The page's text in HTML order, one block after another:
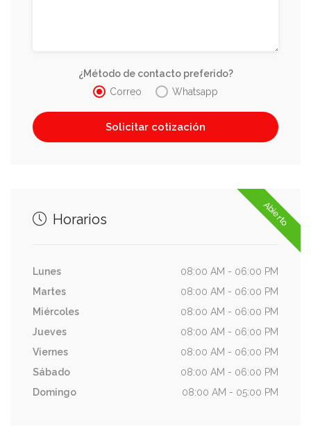
¿Método de contacto preferido?
Correo
Whatsapp
Abierto
Horarios
Lunes
08:00 AM - 06:00 PM
Martes
08:00 AM - 06:00 PM
Miércoles
08:00 AM - 06:00 PM
Jueves
08:00 AM - 06:00 PM
Viernes
08:00 AM - 06:00 PM
Sábado
08:00 AM - 06:00 PM
Domingo
08:00 AM - 05:00 PM